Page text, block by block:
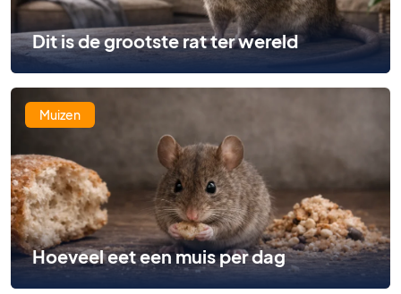
Dit is de grootste rat ter wereld
Muizen
Hoeveel eet een muis per dag